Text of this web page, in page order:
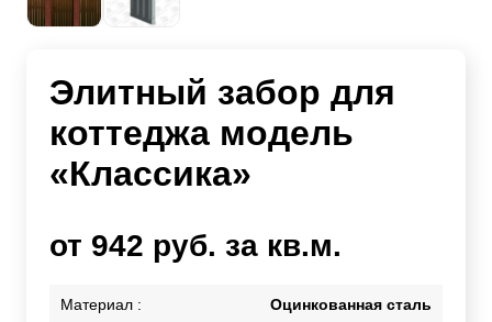
Элитный забор для
коттеджа модель
«Классика»
от 942 руб. за кв.м.
Материал : Оцинкованная сталь